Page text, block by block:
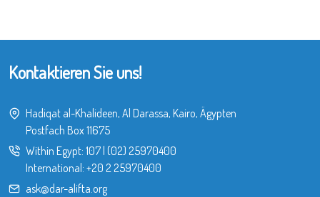
Kontaktieren Sie uns!
Hadiqat al-Khalideen, Al Darassa, Kairo, Ägypten
Postfach Box 11675
Within Egypt: 107| (02) 25970400
International: +20 2 25970400
ask@dar-alifta.org